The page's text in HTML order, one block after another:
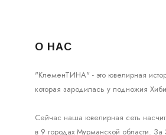
О НАС
"КлеменТИНА" - это ювелирная
которая зародилась у подножия
Сейчас наша ювелирная сеть
в 9 городах Мурманской области. За